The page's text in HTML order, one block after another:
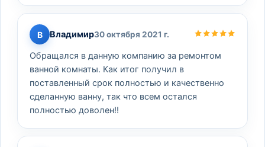
В Владимир30 октября 2021 г.
Обращался в данную компанию за ремонтом
ванной комнаты. Как итог получил в
поставленный срок полностью и качественно
сделанную ванну, так что всем остался
полностью доволен!!